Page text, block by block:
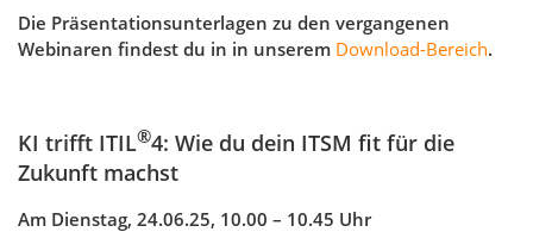
Die Präsentationsunterlagen zu den vergangenen
Webinaren findest du in in unserem Download-Bereich.
KI trifft ITIL®4: Wie du dein ITSM fit für die
Zukunft machst
Am Dienstag, 24.06.25, 10.00 – 10.45 Uhr